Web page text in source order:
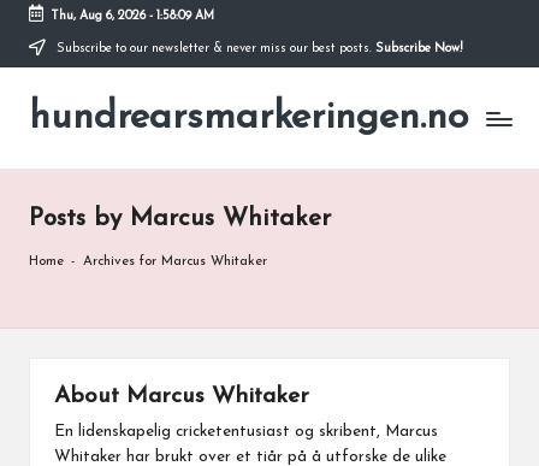
Skip
content
Thu, Aug 6, 2026- 1:58:10 AM
Subscribe to our newsletter & never miss our best posts. Subscribe Now!
hundrearsmarkeringen.no
Posts by Marcus Whitaker
Home - Archives for Marcus Whitaker
About Marcus Whitaker
En lidenskapelig cricketentusiast og skribent, Marcus
Whitaker har brukt over et tiår på å utforske de ulike